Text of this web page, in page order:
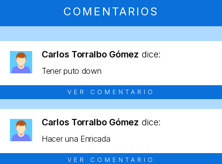
COMENTARIOS
Carlos Torralbo Gómez dice:
Tener puto down
VER COMENTARIO
Carlos Torralbo Gómez dice:
Hacer una Enricada
VER COMENTARIO